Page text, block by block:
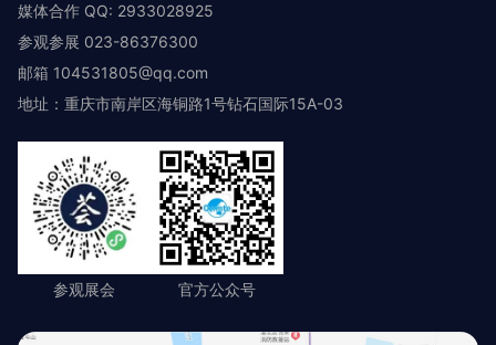
媒体合作 QQ: 2933028925
参观参展 023-86376300
邮箱 104531805@qq.com
地址：重庆市南岸区海铜路1号钻石国际15A-03
参观展会 官方公众号